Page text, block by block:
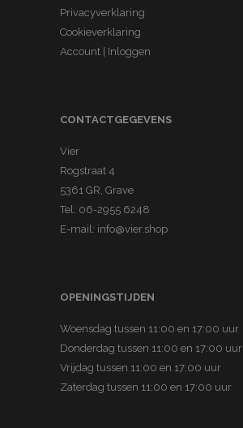
Privacyverklaring
Cookieverklaring
Account | Inloggen
CONTACTGEGEVENS
Vier
Rogstraat 4
5361 GR, Grave
Tel: 06-2955 6248
E-mail: info@vier.shop
OPENINGSTIJDEN
Woensdag tussen 11:00 en 17:00 uur
Donderdag tussen 11:00 en 17:00 uur
Vrijdag tussen 11:00 en 17:00 uur
Zaterdag tussen 11:00 en 17:00 uur